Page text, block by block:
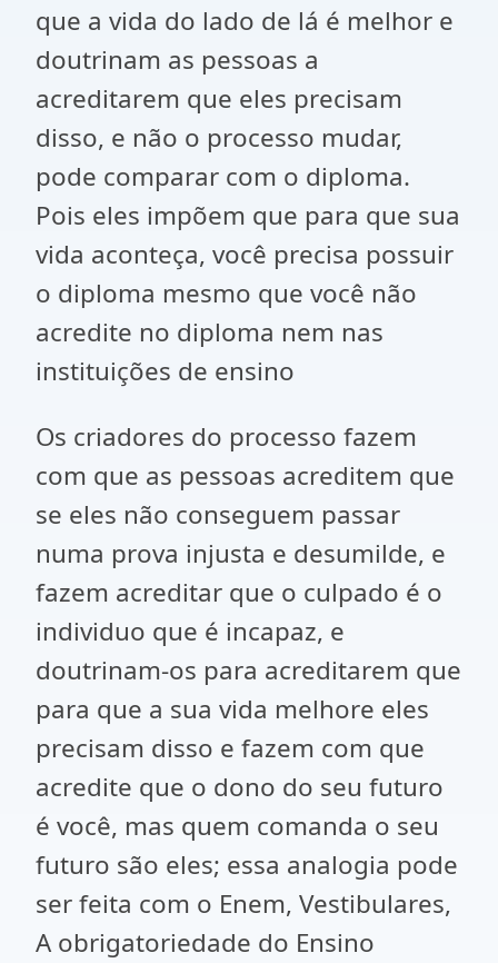
que a vida do lado de lá é melhor e
doutrinam as pessoas a
acreditarem que eles precisam
disso, e não o processo mudar,
pode comparar com o diploma.
Pois eles impõem que para que sua
vida aconteça, você precisa possuir
o diploma mesmo que você não
acredite no diploma nem nas
instituições de ensino
Os criadores do processo fazem
com que as pessoas acreditem que
se eles não conseguem passar
numa prova injusta e desumilde, e
fazem acreditar que o culpado é o
individuo que é incapaz, e
doutrinam-os para acreditarem que
para que a sua vida melhore eles
precisam disso e fazem com que
acredite que o dono do seu futuro
é você, mas quem comanda o seu
futuro são eles; essa analogia pode
ser feita com o Enem, Vestibulares,
A obrigatoriedade do Ensino